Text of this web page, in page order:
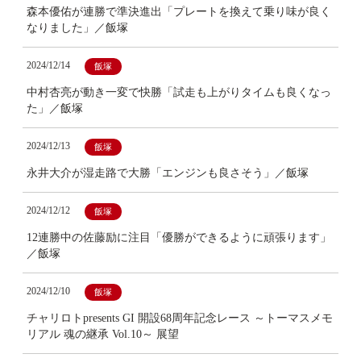
森本優佑が連勝で準決進出「プレートを換えて乗り味が良く
なりました」／飯塚
2024/12/14 飯塚
中村杏亮が動き一変で快勝「試走も上がりタイムも良くなっ
た」／飯塚
2024/12/13 飯塚
永井大介が湿走路で大勝「エンジンも良さそう」／飯塚
2024/12/12 飯塚
12連勝中の佐藤励に注目「優勝ができるように頑張ります」
／飯塚
2024/12/10 飯塚
チャリロトpresents GI 開設68周年記念レース ～トーマスメモ
リアル 魂の継承 Vol.10～ 展望